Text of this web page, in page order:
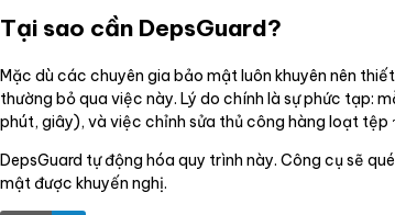
Tại sao cần DepsGuard?
Mặc dù các chuyên gia bảo mật luôn khuyên nên
thường bỏ qua việc này. Lý do chính là sự phức tạp:
phút, giây), và việc chỉnh sửa thủ công hàng loạt
DepsGuard tự động hóa quy trình này. Công cụ sẽ
mật được khuyến nghị.